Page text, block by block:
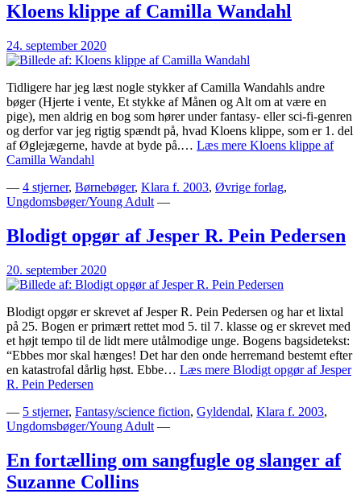
Kloens klippe af Camilla Wandahl
24. september 2020
Tidligere har jeg læst nogle stykker af Camilla Wandahls andre
bøger (Hjerte i vente, Et stykke af Månen og Alt om at være en
pige), men aldrig en bog som hører under fantasy- eller sci-fi-genren
og derfor var jeg rigtig spændt på, hvad Kloens klippe, som er 1. del
af Øglejægerne, havde at byde på.… Læs mere Kloens klippe af
Camilla Wandahl
— 4 stjerner, Børnebøger, Klara f. 2003, Øvrige forlag,
Ungdomsbøger/Young Adult —
Blodigt opgør af Jesper R. Pein Pedersen
20. september 2020
Blodigt opgør er skrevet af Jesper R. Pein Pedersen og har et lixtal
på 25. Bogen er primært rettet mod 5. til 7. klasse og er skrevet med
et højt tempo til de lidt mere utålmodige unge. Bogens bagsidetekst:
“Ebbes mor skal hænges! Det har den onde herremand bestemt efter
en katastrofal dårlig høst. Ebbe… Læs mere Blodigt opgør af Jesper
R. Pein Pedersen
— 5 stjerner, Fantasy/science fiction, Gyldendal, Klara f. 2003,
Ungdomsbøger/Young Adult —
En fortælling om sangfugle og slanger af
Suzanne Collins